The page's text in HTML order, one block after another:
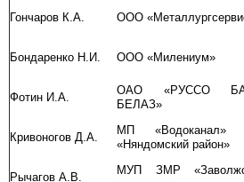
Гончаров К.А. ООО
Бондаренко Н.И. ООО «Милениум»
Фотин И.А.
ОАО «РУССО
БЕЛАЗ»
Кривоногов Д.А.
МП
«Няндомский район»
Рычагов А.В.
МУП ЗМР